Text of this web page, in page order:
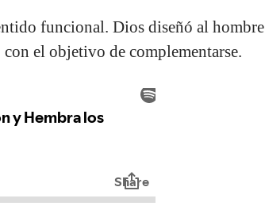
funcional. Dios diseñó al hombre
el objetivo de complementarse.